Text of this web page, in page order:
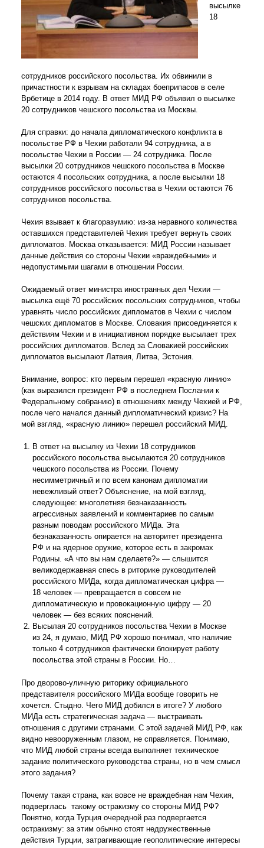
высылке
18
сотрудников российского посольства. Их обвинили в
причастности к взрывам на складах боеприпасов в селе
Врбетице в 2014 году. В ответ МИД РФ объявил о высылке
20 сотрудников чешского посольства из Москвы.
Для справки: до начала дипломатического конфликта в
посольстве РФ в Чехии работали 94 сотрудника, а в
посольстве Чехии в России — 24 сотрудника. После
высылки 20 сотрудников чешского посольства в Москве
остаются 4 посольских сотрудника, а после высылки 18
сотрудников российского посольства в Чехии остаются 76
сотрудников посольства.
Чехия взывает к благоразумию: из-за неравного количества
оставшихся представителей Чехия требует вернуть своих
дипломатов. Москва отказывается: МИД России называет
данные действия со стороны Чехии «враждебными» и
недопустимыми шагами в отношении России.
Ожидаемый ответ министра иностранных дел Чехии —
высылка ещё 70 российских посольских сотрудников, чтобы
уравнять число российских дипломатов в Чехии с числом
чешских дипломатов в Москве. Словакия присоединяется к
действиям Чехии и в инициативном порядке высылает трех
российских дипломатов. Вслед за Словакией российских
дипломатов высылают Латвия, Литва, Эстония.
Внимание, вопрос: кто первым перешел «красную линию»
(как выразился президент РФ в последнем Послании к
Федеральному собранию) в отношениях между Чехией и РФ,
после чего начался данный дипломатический кризис? На
мой взгляд, «красную линию» перешел российский МИД.
В ответ на высылку из Чехии 18 сотрудников
российского посольства высылаются 20 сотрудников
чешского посольства из России. Почему
несимметричный и по всем канонам дипломатии
невежливый ответ? Объяснение, на мой взгляд,
следующее: многолетняя безнаказанность
агрессивных заявлений и комментариев по самым
разным поводам российского МИДа. Эта
безнаказанность опирается на авторитет президента
РФ и на ядерное оружие, которое есть в закромах
Родины. «А что вы нам сделаете?» — слышится
великодержавная спесь в риторике руководителей
российского МИДа, когда дипломатическая цифра —
18 человек — превращается в совсем не
дипломатическую и провокационную цифру — 20
человек — без всяких пояснений.
Высылая 20 сотрудников посольства Чехии в Москве
из 24, я думаю, МИД РФ хорошо понимал, что наличие
только 4 сотрудников фактически блокирует работу
посольства этой страны в России. Но…
Про дворово-уличную риторику официального
представителя российского МИДа вообще говорить не
хочется. Стыдно. Чего МИД добился в итоге? У любого
МИДа есть стратегическая задача — выстраивать
отношения с другими странами. С этой задачей МИД РФ, как
видно невооруженным глазом, не справляется. Понимаю,
что МИД любой страны всегда выполняет техническое
задание политического руководства страны, но в чем смысл
этого задания?
Почему такая страна, как вовсе не враждебная нам Чехия,
подверглась такому остракизму со стороны МИД РФ?
Понятно, когда Турция очередной раз подвергается
остракизму: за этим обычно стоят недружественные
действия Турции, затрагивающие геополитические интересы